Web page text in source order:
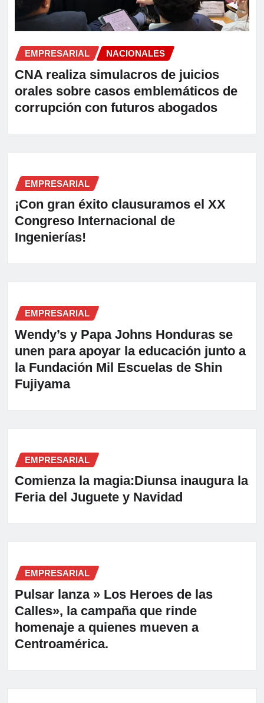
EMPRESARIAL NACIONALES
CNA realiza simulacros de juicios
orales sobre casos emblemáticos de
corrupción con futuros abogados
EMPRESARIAL
¡Con gran éxito clausuramos el XX
Congreso Internacional de
Ingenierías!
EMPRESARIAL
Wendy’s y Papa Johns Honduras se
unen para apoyar la educación junto a
la Fundación Mil Escuelas de Shin
Fujiyama
EMPRESARIAL
Comienza la magia:Diunsa inaugura la
Feria del Juguete y Navidad
EMPRESARIAL
Pulsar lanza » Los Heroes de las
Calles», la campaña que rinde
homenaje a quienes mueven a
Centroamérica.